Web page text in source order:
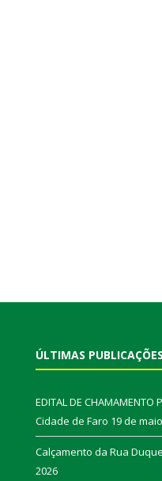
ÚLTIMAS PUBLICAÇÕES
EDITAL DE CHAMAMENTO
Cidade de Faro 19 de
Calçamento da Rua
2026